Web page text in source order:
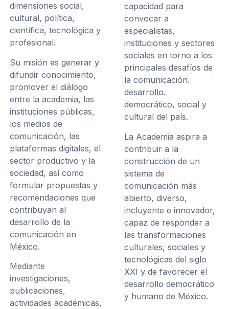
dimensiones social,
cultural, política,
científica, tecnológica y
profesional.
Su misión es generar y
difundir conocimiento,
promover el diálogo
entre la academia, las
instituciones públicas,
los medios de
comunicación, las
plataformas digitales, el
sector productivo y la
sociedad, así como
formular propuestas y
recomendaciones que
contribuyan al
desarrollo de la
comunicación en
México.
Mediante
investigaciones,
publicaciones,
actividades académicas,
capacidad para
convocar a
especialistas,
instituciones y sectores
sociales en torno a los
principales desafíos de
la comunicación.
desarrollo.
democrático, social y
cultural del país.
La Academia aspira a
contribuir a la
construcción de un
sistema de
comunicación más
abierto, diverso,
incluyente e innovador,
capaz de responder a
las transformaciones
culturales, sociales y
tecnológicas del siglo
XXI y de favorecer el
desarrollo democrático
y humano de México.